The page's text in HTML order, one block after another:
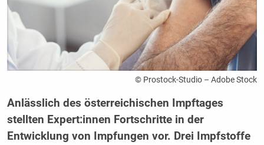
© Prostock-Studio – Adobe Stock
Anlässlich des österreichischen Impftages
stellten Expert:innen Fortschritte in der
Entwicklung von Impfungen vor. Drei Impfstoffe